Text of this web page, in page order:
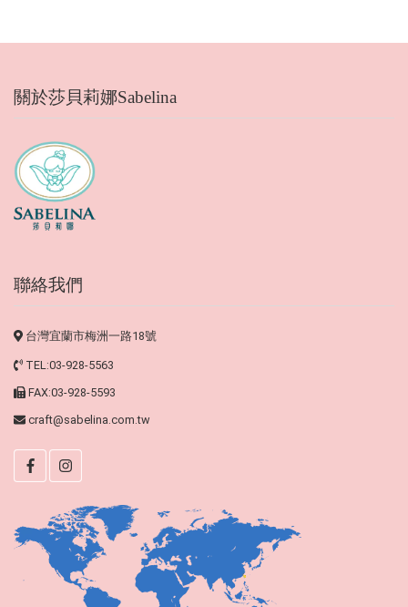
關於莎貝莉娜Sabelina
聯絡我們
台灣宜蘭市梅洲一路18號
TEL:03-928-5563
FAX:03-928-5593
craft@sabelina.com.tw